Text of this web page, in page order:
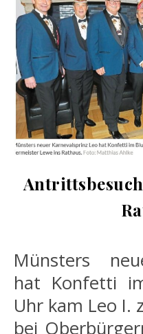
Münsters neuer Karnevalsprinz
hat Konfetti
Uhr kam Leo I.
bei